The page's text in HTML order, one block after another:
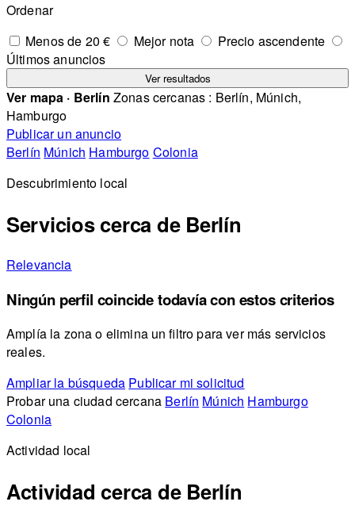
Ordenar
Menos de 20 €
Mejor nota
Precio ascendente
Últimos anuncios
Ver resultados
Ver mapa · Berlín Zonas cercanas : Berlín, Múnich,
Hamburgo
Publicar un anuncio
Berlín Múnich Hamburgo Colonia
Descubrimiento local
Servicios cerca de Berlín
Relevancia
Ningún perfil coincide todavía con estos criterios
Amplía la zona o elimina un filtro para ver más servicios
reales.
Ampliar la búsqueda Publicar mi solicitud
Probar una ciudad cercana Berlín Múnich Hamburgo
Colonia
Actividad local
Actividad cerca de Berlín